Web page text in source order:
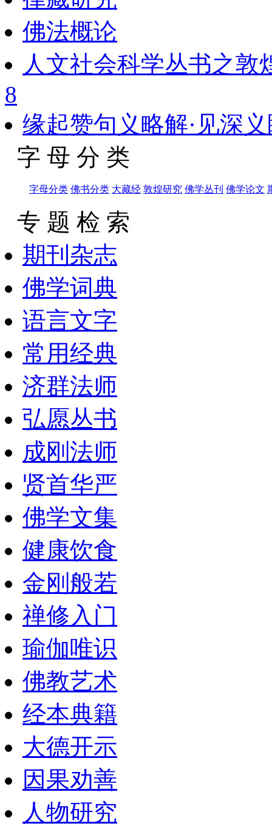
佛法概论
人文社会科学丛书之敦
8
缘起赞句义略解·见深
字 母 分 类
字母分类 佛书分类 大藏经 敦煌研究 佛学丛刊 佛学论文
专 题 检 索
期刊杂志
佛学词典
语言文字
常用经典
济群法师
弘愿丛书
成刚法师
贤首华严
佛学文集
健康饮食
金刚般若
禅修入门
瑜伽唯识
佛教艺术
经本典籍
大德开示
因果劝善
人物研究